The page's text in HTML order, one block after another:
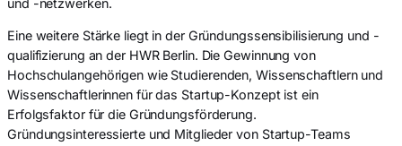
und -netzwerken.
Eine weitere Stärke liegt in der Gründungssensibilisierung und -
qualifizierung an der HWR Berlin. Die Gewinnung von
Hochschulangehörigen wie Studierenden, Wissenschaftlern und
Wissenschaftlerinnen für das Startup-Konzept ist ein
Erfolgsfaktor für die Gründungsförderung.
Gründungsinteressierte und Mitglieder von Startup-Teams